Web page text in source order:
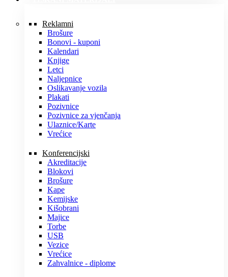
Reklamni
Brošure
Bonovi - kuponi
Kalendari
Knjige
Letci
Naljepnice
Oslikavanje vozila
Plakati
Pozivnice
Pozivnice za vjenčanja
Ulaznice/Karte
Vrećice
Konferencijski
Akreditacije
Blokovi
Brošure
Kape
Kemijske
Kišobrani
Majice
Torbe
USB
Vezice
Vrećice
Zahvalnice - diplome